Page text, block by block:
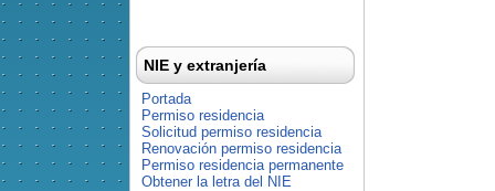
NIE y extranjería
Portada
Permiso residencia
Solicitud permiso residencia
Renovación permiso residencia
Permiso residencia permanente
Obtener la letra del NIE